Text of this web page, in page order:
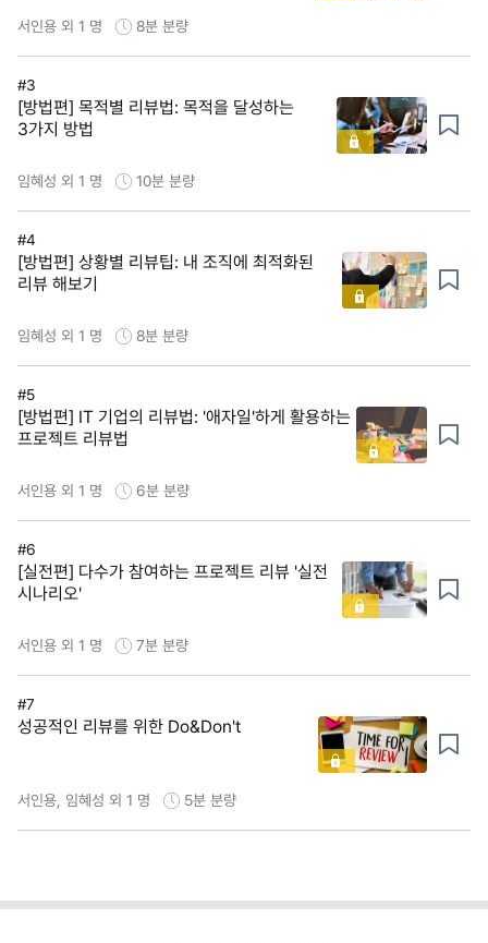
서인용 외 1 명 8분 분량
#3
[방법편] 목적별 리뷰법: 목적을 달성하는
3가지 방법
임혜성 외 1 명 10분 분량
#4
[방법편] 상황별 리뷰팁: 내 조직에 최적화된
리뷰 해보기
임혜성 외 1 명 8분 분량
#5
[방법편] IT 기업의 리뷰법: '애자일'하게 활용하는
프로젝트 리뷰법
서인용 외 1 명 6분 분량
#6
[실전편] 다수가 참여하는 프로젝트 리뷰 '실전
시나리오'
서인용 외 1 명 7분 분량
#7
성공적인 리뷰를 위한 Do&Don't
서인용, 임혜성 외 1 명 5분 분량